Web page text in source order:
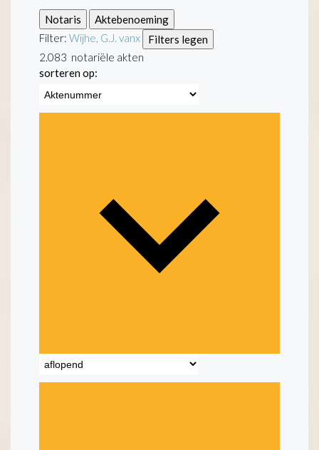
Notaris
Aktebenoeming
Filter: Wijhe, G.J. vanx
Filters legen
2.083 notariële akten
sorteren op: